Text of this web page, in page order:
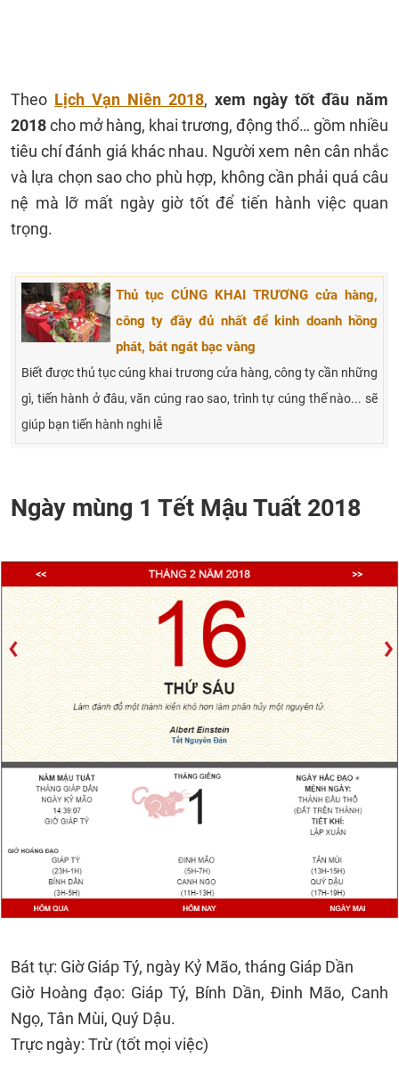
Theo Lịch Vạn Niên 2018, xem ngày tốt đầu năm
2018cho mở hàng, khai trương, động thổ… gồm nhiều
tiêu chí đánh giá khác nhau. Người xem nên cân nhắc
và lựa chọn sao cho phù hợp, không cần phải quá câu
nệ mà lỡ mất ngày giờ tốt để tiến hành việc quan
trọng.
Thủ tục CÚNG KHAI TRƯƠNG cửa hàng,
công ty đầy đủ nhất để kinh doanh hồng
phát, bát ngát bạc vàng
Biết được thủ tục cúng khai trương cửa hàng, công ty cần những
gì, tiến hành ở đâu, văn cúng rao sao, trình tự cúng thế nào... sẽ
giúp bạn tiến hành nghi lễ
Ngày mùng 1 Tết Mậu Tuất 2018
Bát tự: Giờ Giáp Tý, ngày Kỷ Mão, tháng Giáp Dần
Giờ Hoàng đạo: Giáp Tý, Bính Dần, Đinh Mão, Canh
Ngọ, Tân Mùi, Quý Dậu.
Trực ngày: Trừ (tốt mọi việc)